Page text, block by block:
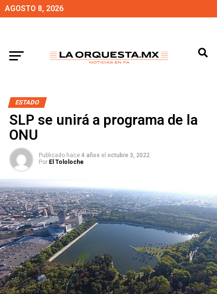
AGOSTO 8, 2026
ESTADO
SLP se unirá a programa de la
ONU
Publicado hace 4 años el octubre 3, 2022
Por El Tololoche